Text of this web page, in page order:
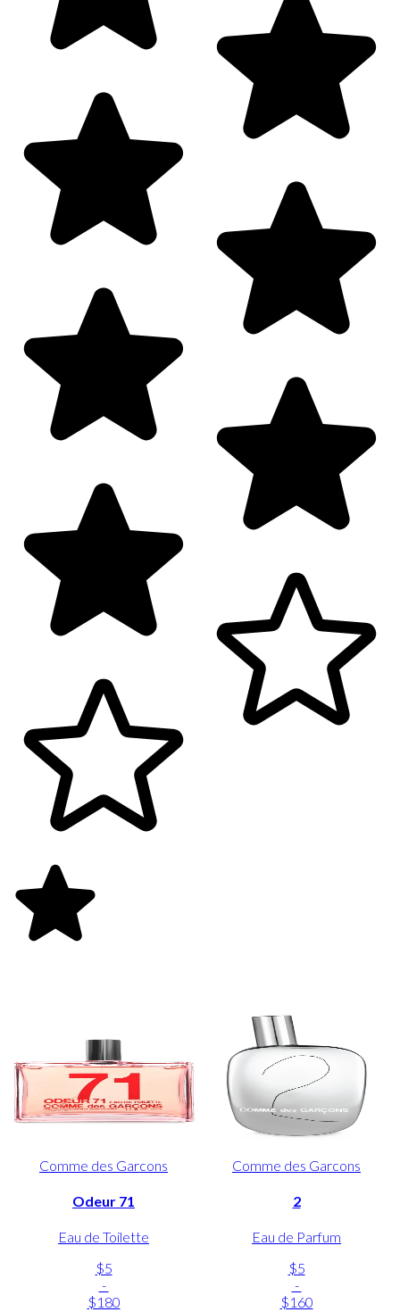
Comme des Garcons
Odeur 71
Eau de Toilette
$5
-
$180
Comme des Garcons
2
Eau de Parfum
$5
-
$160